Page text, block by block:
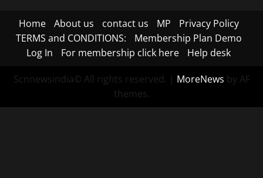
Home About us contact us MP
Privacy Policy
TERMS and CONDITIONS:
Membership Plan Demo
Log In
For membership click here Help desk
Scnnewsindia© All rights reserved. | MoreNews by AF
themes.